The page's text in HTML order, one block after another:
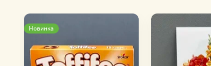
Новинка